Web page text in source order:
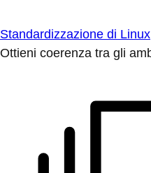
Standardizzazione di Linux
Ottieni coerenza tra gli